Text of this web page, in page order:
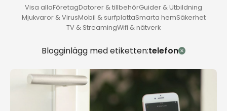
Visa allaFöretagDatorer & tillbehörGuider & Utbildning
Mjukvaror & VirusMobil & surfplattaSmarta hemSäkerhet
TV & StreamingWifi & nätverk
Blogginlägg med etiketten:telefon